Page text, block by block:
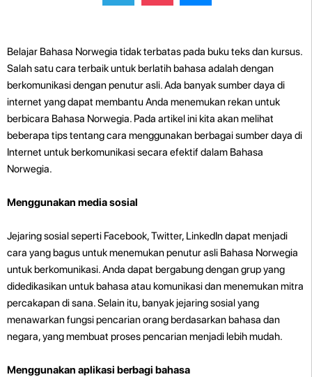
Belajar Bahasa Norwegia tidak terbatas pada buku teks dan kursus.
Salah satu cara terbaik untuk berlatih bahasa adalah dengan
berkomunikasi dengan penutur asli. Ada banyak sumber daya di
internet yang dapat membantu Anda menemukan rekan untuk
berbicara Bahasa Norwegia. Pada artikel ini kita akan melihat
beberapa tips tentang cara menggunakan berbagai sumber daya di
Internet untuk berkomunikasi secara efektif dalam Bahasa
Norwegia.
Menggunakan media sosial
Jejaring sosial seperti Facebook, Twitter, LinkedIn dapat menjadi
cara yang bagus untuk menemukan penutur asli Bahasa Norwegia
untuk berkomunikasi. Anda dapat bergabung dengan grup yang
didedikasikan untuk bahasa atau komunikasi dan menemukan mitra
percakapan di sana. Selain itu, banyak jejaring sosial yang
menawarkan fungsi pencarian orang berdasarkan bahasa dan
negara, yang membuat proses pencarian menjadi lebih mudah.
Menggunakan aplikasi berbagi bahasa